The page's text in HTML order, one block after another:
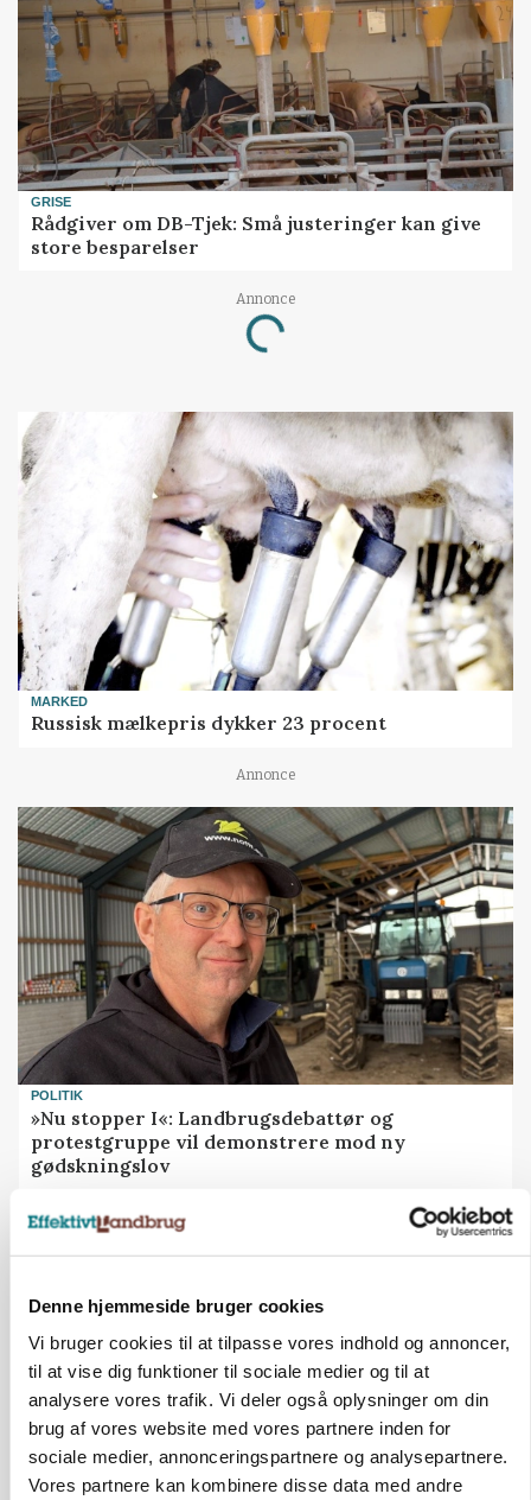
Denne hjemmeside bruger cookies
Vi bruger cookies til at tilpasse vores indhold og annoncer,
til at vise dig funktioner til sociale medier og til at
analysere vores trafik. Vi deler også oplysninger om din
brug af vores website med vores partnere inden for
sociale medier, annonceringspartnere og analysepartnere.
Vores partnere kan kombinere disse data med andre
GRISE
Rådgiver om DB-Tjek: Små justeringer kan give
store besparelser
Annonce
Loading...
MARKED
Russisk mælkepris dykker 23 procent
Annonce
POLITIK
»Nu stopper I«: Landbrugsdebattør og
protestgruppe vil demonstrere mod ny
gødskningslov
Annonce
Loading...